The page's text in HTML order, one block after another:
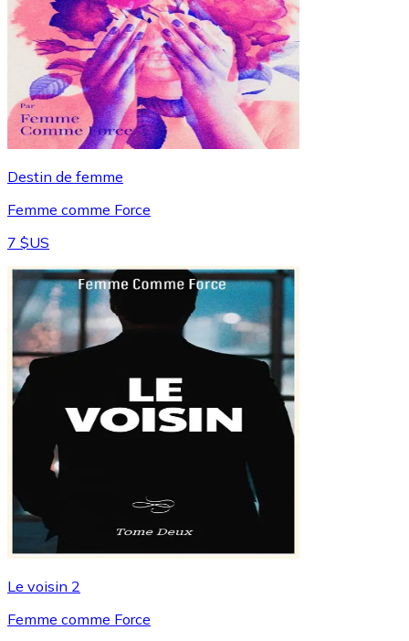
Destin de femme
Femme comme Force
7 $US
Le voisin 2
Femme comme Force